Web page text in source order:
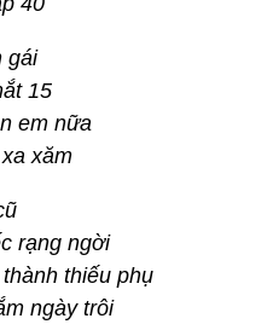
gái
15
em nữa
xăm
rạng ngời
thiếu phụ
ngày trôi